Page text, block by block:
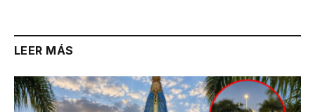
LEER MÁS